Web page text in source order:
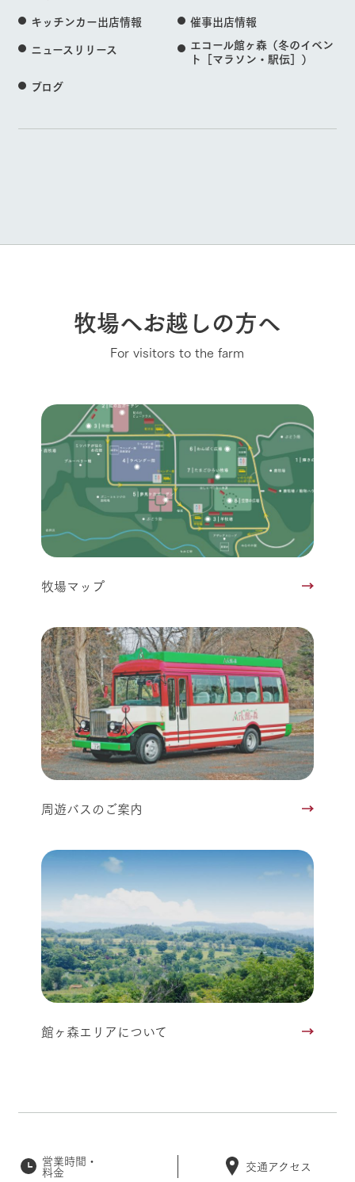
キッチンカー出店情報
催事出店情報
ニュースリリース
エコール館ヶ森（冬のイベン
ト［マラソン・駅伝］）
ブログ
牧場へお越しの方へ
For visitors to the farm
牧場マップ
周遊バスのご案内
館ヶ森エリアについて
営業時間・
料金 交通アクセス